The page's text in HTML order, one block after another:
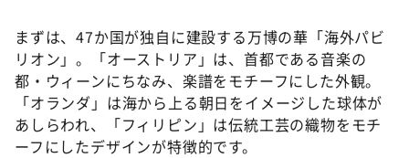
まずは、47か国が独自に建設する万博の華「海外パビ
リオン」。「オーストリア」は、首都である音楽の
都・ウィーンにちなみ、楽譜をモチーフにした外観。
「オランダ」は海から上る朝日をイメージした球体が
あしらわれ、「フィリピン」は伝統工芸の織物をモチ
ーフにしたデザインが特徴的です。